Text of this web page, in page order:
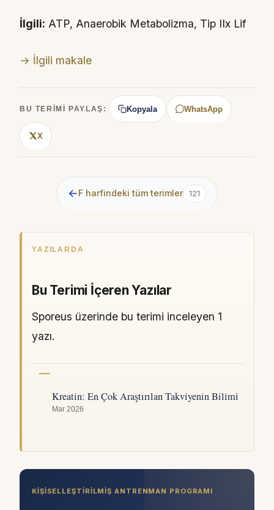
İlgili: ATP, Anaerobik Metabolizma, Tip IIx Lif
→ İlgili makale
BU TERIMI PAYLAŞ: Kopyala WhatsApp
X
← F harfindeki tüm terimler 121
YAZILARDA
Bu Terimi İçeren Yazılar
Sporeus üzerinde bu terimi inceleyen 1
yazı.
Kreatin: En Çok Araştırılan Takviyenin Bilimi
Mar 2026
KIŞISELLEŞTIRILMIŞ ANTRENMAN PROGRAMI